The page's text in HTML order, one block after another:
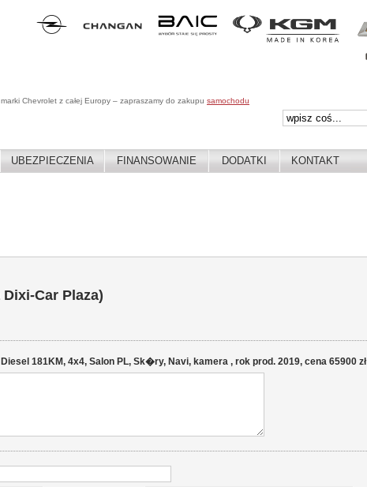
Chevrolet z całej Europy – zapraszamy do zakupu samochodu
UBEZPIECZENIA FINANSOWANIE DODATKI KONTAKT
Car Plaza)
181KM, 4x4, Salon PL, Sk�ry, Navi, kamera , rok prod. 2019, cena 65900 zł